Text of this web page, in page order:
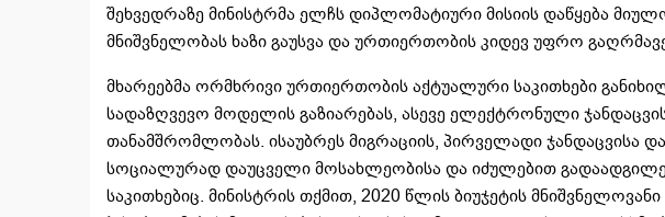
შეხვედრაზე მინისტრმა ელჩს დიპლომატიური მისიის დაწყება
მნიშვნელობას ხაზი გაუსვა და ურთიერთობის კიდევ უფრო
მხარეებმა ორმხრივი ურთიერთობის აქტუალური საკითხები
სადაზღვევო მოდელის გაზიარებას, ასევე ელექტრონული
თანამშრომლობას. ისაუბრეს მიგრაციის, პირველადი ჯანდაცვისა
სოციალურად დაუცველი მოსახლეობისა და იძულებით
საკითხებიც. მინისტრის თქმით, 2020 წლის ბიუჯეტის